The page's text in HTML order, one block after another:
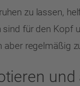
zu lassen,
für den Kopf
aber regelmäßig